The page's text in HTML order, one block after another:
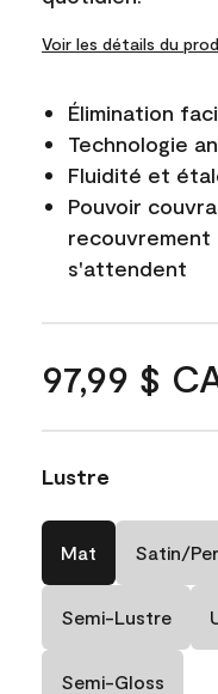
Voir les détails du
Élimination
Technologie
Fluidité et
Pouvoir
recouvrement
s'attendent
97,99 $
Lustre
Mat Satin/
Semi-Lustre
Semi-Gloss